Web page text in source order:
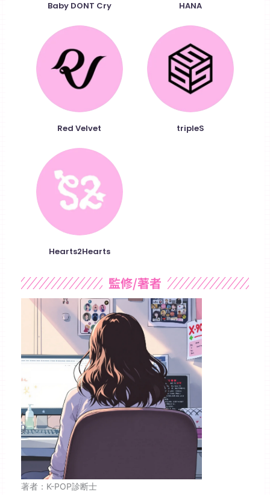
Baby DONT Cry HANA
Red Velvet tripleS
Hearts2Hearts
監修/著者
著者：K-POP診断士